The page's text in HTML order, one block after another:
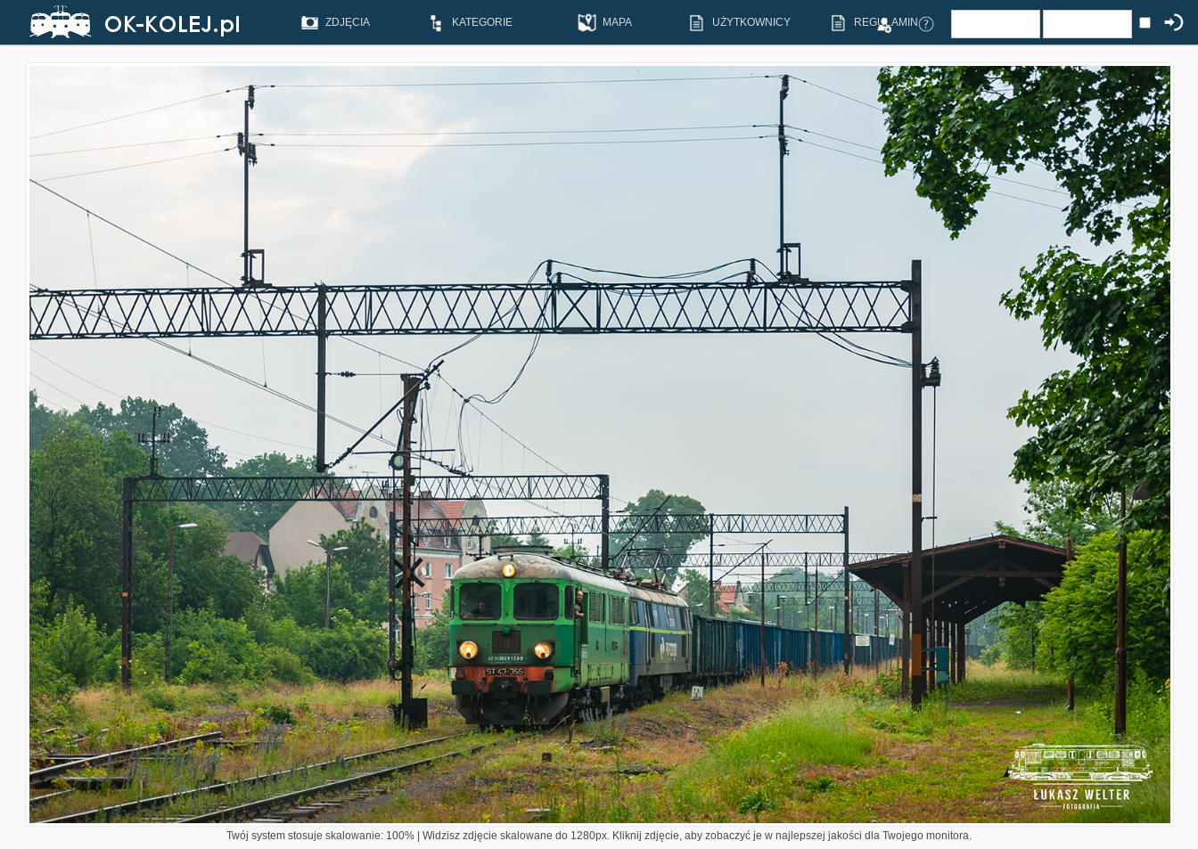
ZDJĘCIA KATEGORIE MAPA UŻYTKOWNICY REGULAMIN
Twój system stosuje skalowanie: 100% | Widzisz zdjęcie skalowane do 1280px. Kliknij zdjęcie, aby zobaczyć je w najlepszej jakości dla Twojego monitora.